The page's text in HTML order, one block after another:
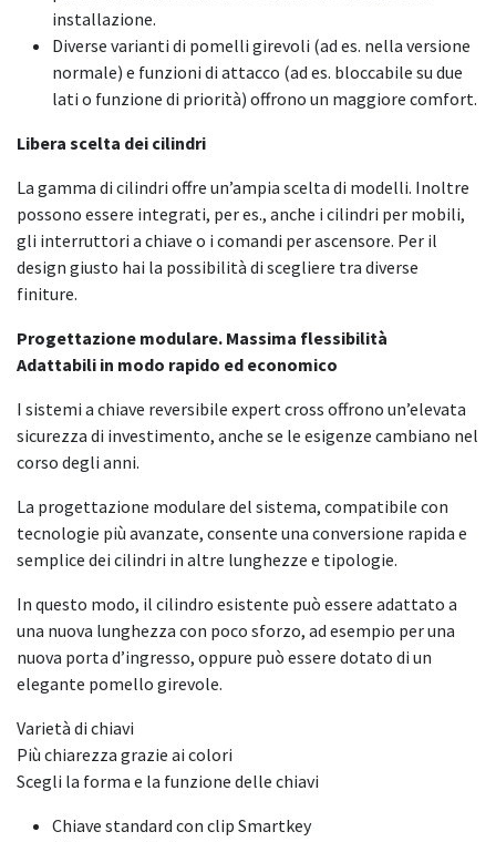
installazione.
Diverse varianti di pomelli girevoli (ad es. nella versione
normale) e funzioni di attacco (ad es. bloccabile su due
lati o funzione di priorità) offrono un maggiore comfort.
Libera scelta dei cilindri
La gamma di cilindri offre un’ampia scelta di modelli. Inoltre
possono essere integrati, per es., anche i cilindri per mobili,
gli interruttori a chiave o i comandi per ascensore. Per il
design giusto hai la possibilità di scegliere tra diverse
finiture.
Progettazione modulare. Massima flessibilità
Adattabili in modo rapido ed economico
I sistemi a chiave reversibile expert cross offrono un’elevata
sicurezza di investimento, anche se le esigenze cambiano nel
corso degli anni.
La progettazione modulare del sistema, compatibile con
tecnologie più avanzate, consente una conversione rapida e
semplice dei cilindri in altre lunghezze e tipologie.
In questo modo, il cilindro esistente può essere adattato a
una nuova lunghezza con poco sforzo, ad esempio per una
nuova porta d’ingresso, oppure può essere dotato di un
elegante pomello girevole.
Varietà di chiavi
Più chiarezza grazie ai colori
Scegli la forma e la funzione delle chiavi
Chiave standard con clip Smartkey